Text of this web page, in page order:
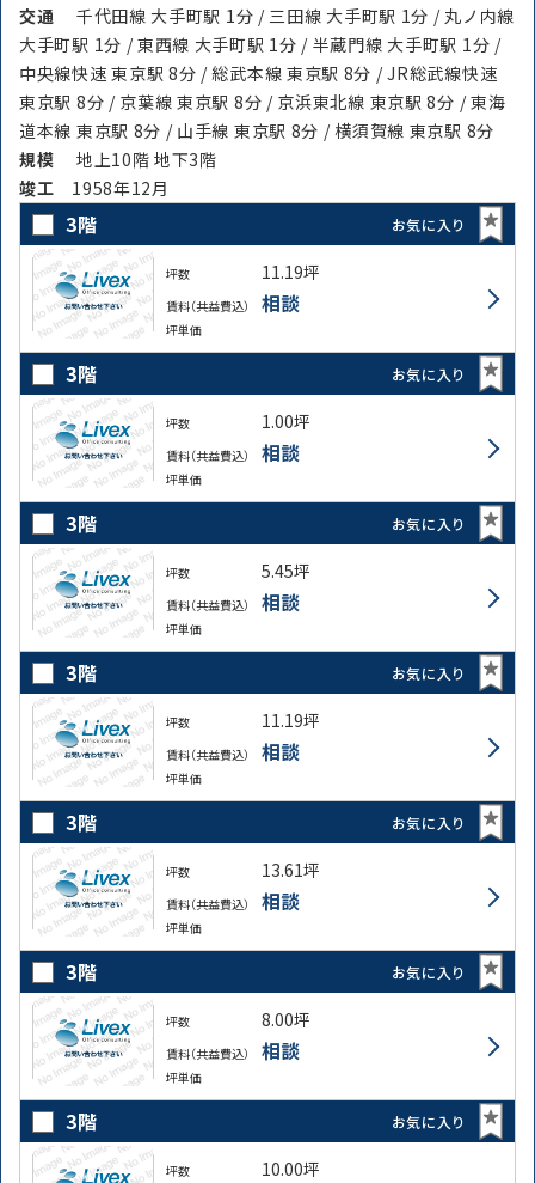
交通
千代田線 大手町駅 1分 / 三田線 大手町駅 1分 / 丸ノ内線
大手町駅 1分 / 東西線 大手町駅 1分 / 半蔵門線 大手町駅 1分 /
中央線快速 東京駅 8分 / 総武本線 東京駅 8分 / JR総武線快速
東京駅 8分 / 京葉線 東京駅 8分 / 京浜東北線 東京駅 8分 / 東海
道本線 東京駅 8分 / 山手線 東京駅 8分 / 横須賀線 東京駅 8分
規模
地上10階 地下3階
竣⼯ 1958年12月
3階 お気に入り
坪数 11.19坪
賃料（共益費込） 相談
坪単価
3階 お気に入り
坪数 1.00坪
賃料（共益費込） 相談
坪単価
3階 お気に入り
坪数 5.45坪
賃料（共益費込） 相談
坪単価
3階 お気に入り
坪数 11.19坪
賃料（共益費込） 相談
坪単価
3階 お気に入り
坪数 13.61坪
賃料（共益費込） 相談
坪単価
3階 お気に入り
坪数 8.00坪
賃料（共益費込） 相談
坪単価
3階 お気に入り
坪数 10.00坪